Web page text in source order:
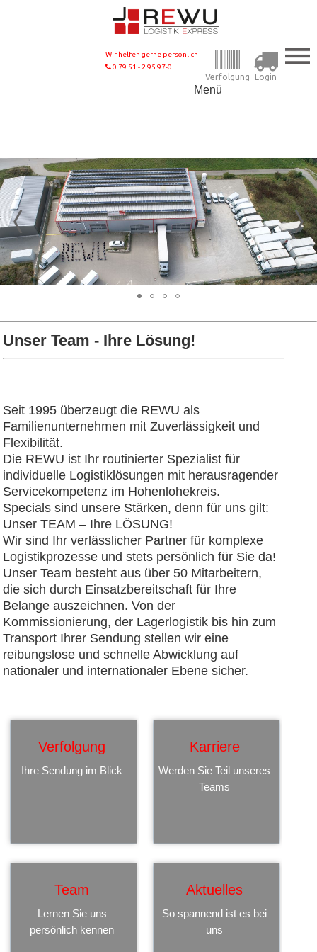
Wir helfen gerne persönlich
0 79 51 - 2 95 97-0
Verfolgung Login
Menü
Unser Team - Ihre Lösung!
Seit 1995 überzeugt die REWU als
Familienunternehmen mit Zuverlässigkeit und
Flexibilität.
Die REWU ist Ihr routinierter Spezialist für
individuelle Logistiklösungen mit herausragender
Servicekompetenz im Hohenlohekreis.
Specials sind unsere Stärken, denn für uns gilt:
Unser TEAM – Ihre LÖSUNG!
Wir sind Ihr verlässlicher Partner für komplexe
Logistikprozesse und stets persönlich für Sie da!
Unser Team besteht aus über 50 Mitarbeitern,
die sich durch Einsatzbereitschaft für Ihre
Belange auszeichnen. Von der
Kommissionierung, der Lagerlogistik bis hin zum
Transport Ihrer Sendung stellen wir eine
reibungslose und schnelle Abwicklung auf
nationaler und internationaler Ebene sicher.
Verfolgung
Ihre Sendung im Blick
Karriere
Werden Sie Teil unseres
Teams
Team
Lernen Sie uns
persönlich kennen
Aktuelles
So spannend ist es bei
uns